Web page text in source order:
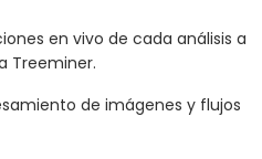
en vivo de cada análisis a
Treeminer.
de imágenes y flujos